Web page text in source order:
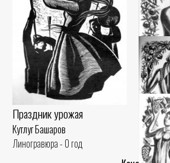
Праздник урожая
Кутлуг Башаров
Линогравюра - 0 год
Гранат
Кутлуг